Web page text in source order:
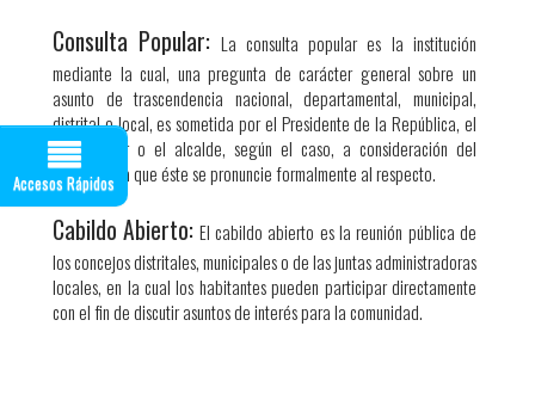
Consulta Popular: La consulta popular es la institución
mediante la cual, una pregunta de carácter general sobre un
asunto de trascendencia nacional, departamental, municipal,
distrital o local, es sometida por el Presidente de la República, el
gobernador o el alcalde, según el caso, a consideración del
pueblo para que éste se pronuncie formalmente al respecto.
Cabildo Abierto: El cabildo abierto es la reunión pública de
los concejos distritales, municipales o de las juntas administradoras
locales, en la cual los habitantes pueden participar directamente
con el fin de discutir asuntos de interés para la comunidad.​​ ​
Accesos Rápidos